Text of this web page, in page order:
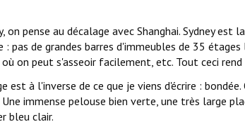
pense au décalage avec Shanghai. Sydney est
pas de grandes barres d'immeubles de 35
on peut s'asseoir facilement, etc. Tout ceci rend
est à l'inverse de ce que je viens d'écrire :
immense pelouse bien verte, une très large
bleu clair.